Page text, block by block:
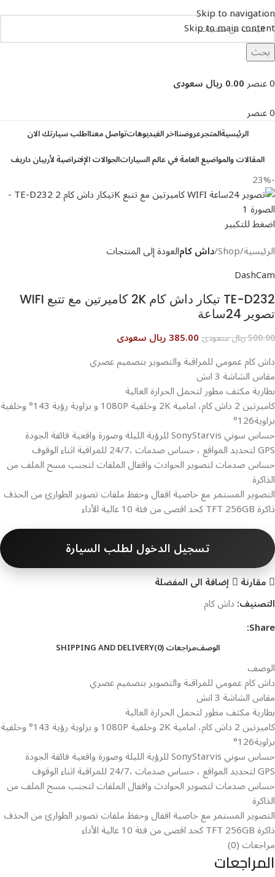
Skip to navigation
Skip to main content
بحث
0عنصر0.00 ريال سعودى
0عنصر
الرئيسيةالمتجرعروضنااخر الفيديوهاتتواصل معنااطلب سيارتك الان
المقالات والمواضيع العامة في عالم السياراتالجوالات الإفتراضية لأربيان داريف
-23%
اضغط للتكبير
الرئيسية Shopداش كامالعودة إلى المنتجات
DashCam
TE-D232 تيكار داش كام 2K كاميرتين مع تتبع WIFI
تصوير 24ساعة
500.00 ريال سعودى
385.00 ريال سعودى
داش كام عمومي للمراقبة والتصوير بتصميم عصري
مقاس الشاشة 3 انش
بطارية مكثف مطور لتحمل الحرارة العالية
كاميرتين 2 داش كام، امامية 2K وخلفية 1080P و بزاوية رؤية 143° وخلفية
بزاوية126°
حساس سوني SonyStarvis للرؤية الليلة وصورة واقعية فائقة الجودة
GPS لتحديد المواقع ، حساس صدمات ،24/7 للمراقبة اثناء الوقوف
حساس صدمات لتصوير الحوادث واقفال الملفات لتجنب مسح الملف من
الذاكرة
التصوير المستمر مع خاصية اقفال وحفظ ملفات تصوير الطوارئ من الحذف
ذاكرة TFT 256GB كحد اقصى من فئة 10 عالية الأداء
تسجيل الدخول لطلب السيارة
مقارنة
إضافة الى المفضلة
التصنيف:داش كام
Share:
الوصفمراجعات (0) SHIPPING AND DELIVERY
الوصف
داش كام عمومي للمراقبة والتصوير بتصميم عصري
مقاس الشاشة 3 انش
بطارية مكثف مطور لتحمل الحرارة العالية
كاميرتين 2 داش كام، امامية 2K وخلفية 1080P و بزاوية رؤية 143° وخلفية
بزاوية126°
حساس سوني SonyStarvis للرؤية الليلة وصورة واقعية فائقة الجودة
GPS لتحديد المواقع ، حساس صدمات ،24/7 للمراقبة اثناء الوقوف
حساس صدمات لتصوير الحوادث واقفال الملفات لتجنب مسح الملف من
الذاكرة
التصوير المستمر مع خاصية اقفال وحفظ ملفات تصوير الطوارئ من الحذف
ذاكرة TFT 256GB كحد اقصى من فئة 10 عالية الأداء
مراجعات (0)
المراجعات